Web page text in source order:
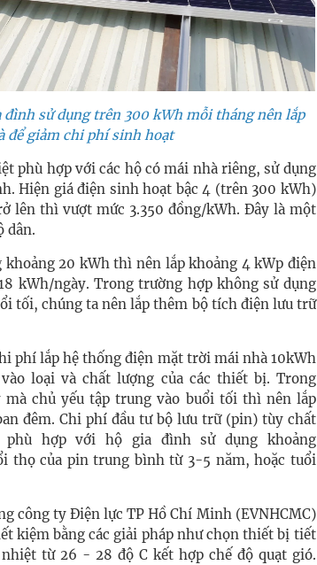
sử dụng trên 300 kWh mỗi tháng nên lắp
để giảm chi phí sinh hoạt
phù hợp với các hộ có mái nhà riêng, sử dụng
Hiện giá điện sinh hoạt bậc 4 (trên 300 kWh)
lên thì vượt mức 3.350 đồng/kWh. Đây là một
dân.
20 kWh thì nên lắp khoảng 4 kWp điện
kWh/ngày. Trong trường hợp không sử dụng
tối, chúng ta nên lắp thêm bộ tích điện lưu trữ
phí lắp hệ thống điện mặt trời mái nhà 10kWh
loại và chất lượng của các thiết bị. Trong
chủ yếu tập trung vào buổi tối thì nên lắp
đêm. Chi phí đầu tư bộ lưu trữ (pin) tùy chất
hợp với hộ gia đình sử dụng khoảng
thọ của pin trung bình từ 3-5 năm, hoặc tuổi
công ty Điện lực TP Hồ Chí Minh (EVNHCMC)
kiệm bằng các giải pháp như chọn thiết bị tiết
từ 26 - 28 độ C kết hợp chế độ quạt gió.